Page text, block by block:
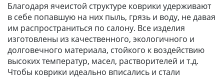
Благодаря ячеистой структуре коврики удерживают
в себе попавшую на них пыль, грязь и воду, не давая
им распространиться по салону. Все изделия
изготовлены из качественного, экологичного и
долговечного материала, стойкого к воздействию
высоких температур, масел, растворителей и т.д.
Чтобы коврики идеально вписались и стали